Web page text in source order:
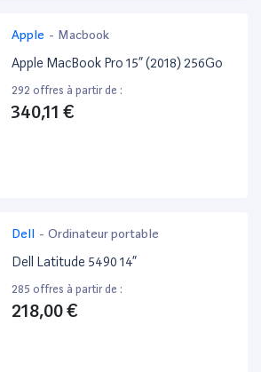
Apple - Macbook
Apple MacBook Pro 15” (2018) 256Go
292 offres à partir de :
340,11 €
Dell - Ordinateur portable
Dell Latitude 5490 14”
285 offres à partir de :
218,00 €